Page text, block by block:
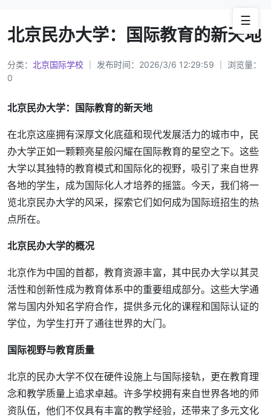
☰
北京民办大学：国际教育的新天地
分类： 北京国际学校 ｜ 发布时间：2026/3/6 12:29:59 ｜ 浏览量：
0
北京民办大学：国际教育的新天地
在北京这座拥有深厚文化底蕴和现代发展活力的城市中，民
办大学正如一颗颗亮星般闪耀在国际教育的星空之下。这些
大学以其独特的教育模式和国际化的视野，吸引了来自世界
各地的学生，成为国际化人才培养的摇篮。今天，我们将一
览北京民办大学的风采，探索它们如何成为国际班招生的热
点所在。
北京民办大学的概况
北京作为中国的首都，教育资源丰富，其中民办大学以其灵
活性和创新性成为教育体系中的重要组成部分。这些大学通
常与国内外知名学府合作，提供多元化的课程和国际认证的
学位，为学生打开了通往世界的大门。
国际视野与教育质量
北京的民办大学不仅在硬件设施上与国际接轨，更在教育理
念和教学质量上追求卓越。许多学校拥有来自世界各地的师
资队伍，他们不仅具有丰富的教学经验，还带来了多元文化